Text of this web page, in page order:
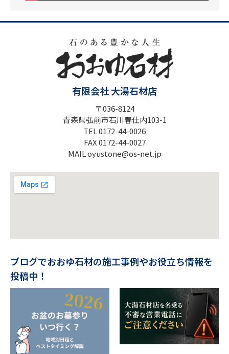
有限会社 大湯石材店
〒036-8124
青森県弘前市石川春仕内103-1
TEL 0172-44-0026
FAX 0172-44-0027
MAIL oyustone@os-net.jp
ブログでおおゆ石材の施工事例やお役立ち情報を
投稿中！